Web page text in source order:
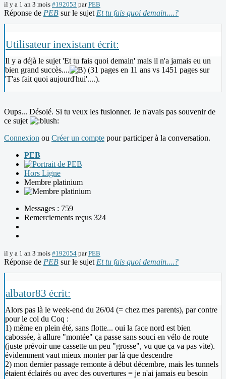
il y a 1 an 3 mois #192053 parPEB
Réponse de PEB sur le sujet Et tu fais quoi demain....?
Utilisateur inexistant écrit:
Il y a déjà le sujet 'Et tu fais quoi demain' mais il n'a jamais eu un
bien grand succès....
(31 pages en 11 ans vs 1451 pages sur
'T'as fait quoi aujourd'hui'....).
Oups... Désolé. Si tu veux les fusionner. Je n'avais pas souvenir de
ce sujet
Connexion ou Créer un compte pour participer à la conversation.
PEB
Hors Ligne
Membre platinium
Messages : 759
Remerciements reçus 324
il y a 1 an 3 mois #192054 parPEB
Réponse de PEB sur le sujet Et tu fais quoi demain....?
albator83 écrit:
Alors pas là le week-end du 26/04 (= chez mes parents), par contre
pour le col du Coq :
1) même en plein été, sans flotte... oui la face nord est bien
cabossée, à allure "montée" ça passe sans souci en vélo de route
(juste prévoir une cassette un peu "grosse", vu que ça va pas vite).
évidemment vaut mieux monter par là que descendre
2) mon dernier passage remonte à début décembre, mais les tunnels
étaient éclairés ou avec des ouvertures = je n'ai jamais eu besoin